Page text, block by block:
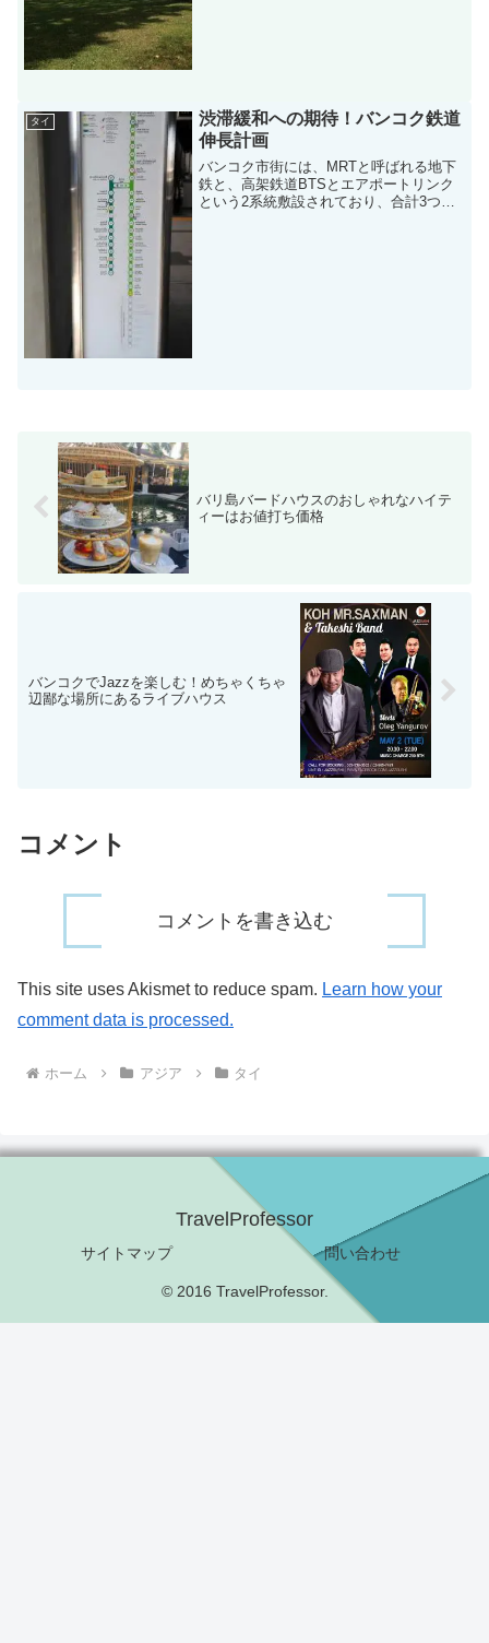
タイ
渋滞緩和への期待！バンコク鉄道
伸長計画
バンコク市街には、MRTと呼ばれる地下
鉄と、高架鉄道BTSとエアポートリンク
という2系統敷設されており、合計3つの
バリ島バードハウスのおしゃれなハイテ
ィーはお値打ち価格
バンコクでJazzを楽しむ！めちゃくちゃ
辺鄙な場所にあるライブハウス
コメント
コメントを書き込む
This site uses Akismet to reduce spam. Learn how your
comment data is processed.
ホーム アジア タイ
TravelProfessor
サイトマップ 問い合わせ
© 2016 TravelProfessor.